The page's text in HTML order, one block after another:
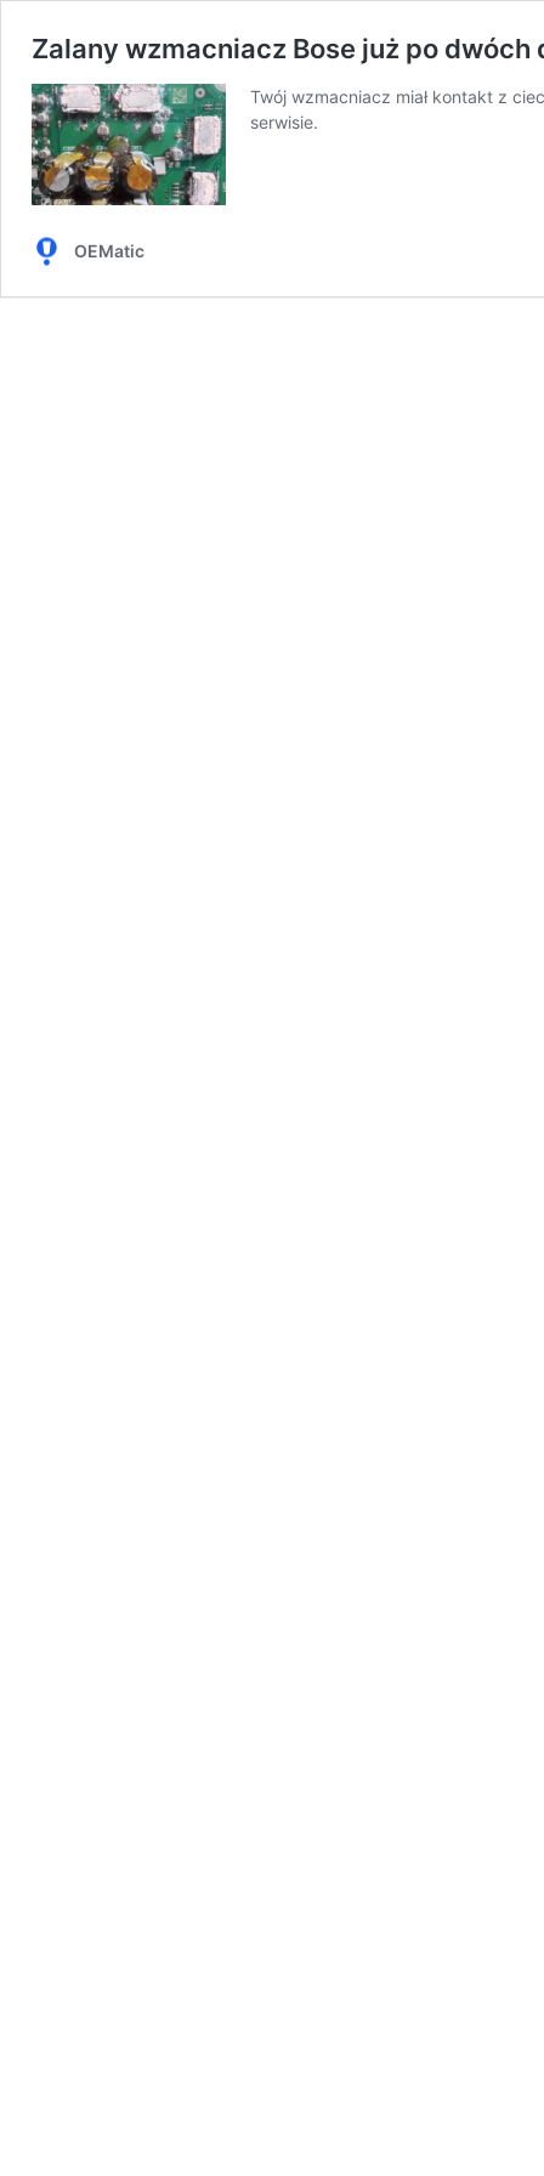
Zalany wzmacniacz Bose już po
Twój wzmacniacz miał kontakt z
serwisie.
OEMatic